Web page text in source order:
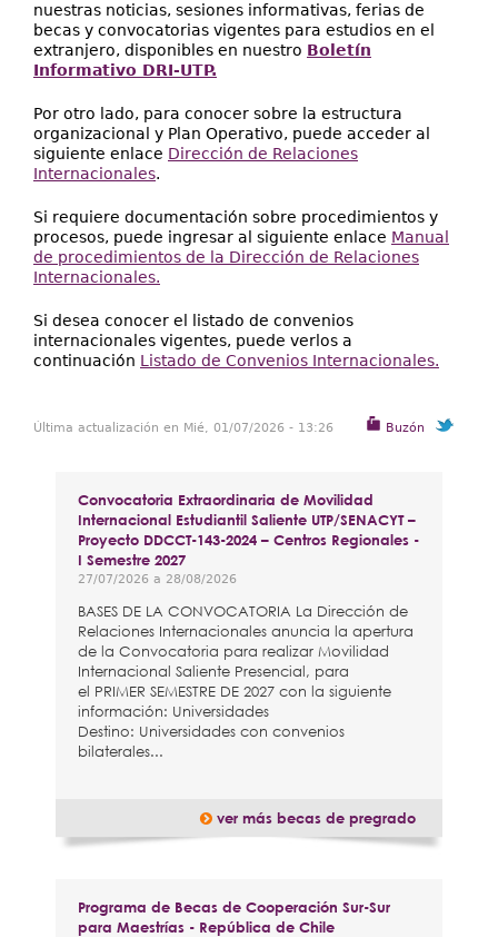
nuestras noticias, sesiones informativas, ferias de
becas y convocatorias vigentes para estudios en el
extranjero, disponibles en nuestro Boletín
Informativo DRI-UTP.
Por otro lado, para conocer sobre la estructura
organizacional y Plan Operativo, puede acceder al
siguiente enlace Dirección de Relaciones
Internacionales.
Si requiere documentación sobre procedimientos y
procesos, puede ingresar al siguiente enlace Manual
de procedimientos de la Dirección de Relaciones
Internacionales.
Si desea conocer el listado de convenios
internacionales vigentes, puede verlos a
continuación Listado de Convenios Internacionales.
Buzón
Última actualización en Mié, 01/07/2026 - 13:26
Convocatoria Extraordinaria de Movilidad
Internacional Estudiantil Saliente UTP/SENACYT –
Proyecto DDCCT-143-2024 – Centros Regionales -
I Semestre 2027
27/07/2026 a 28/08/2026
BASES DE LA CONVOCATORIA La Dirección de
Relaciones Internacionales anuncia la apertura
de la Convocatoria para realizar Movilidad
Internacional Saliente Presencial, para
el PRIMER SEMESTRE DE 2027 con la siguiente
información: Universidades
Destino: Universidades con convenios
bilaterales...
ver más becas de pregrado
Programa de Becas de Cooperación Sur-Sur
para Maestrías - República de Chile